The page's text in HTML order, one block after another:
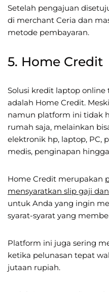
Setelah pengajuan
di merchant Ceria dan
metode pembayaran.
5. Home Credit
Solusi kredit laptop
adalah Home Credit.
namun platform ini tidak
rumah saja, melainkan
elektronik hp, laptop, PC,
medis, penginapan
Home Credit merupakan
mensyaratkan slip gaji
untuk Anda yang ingin
syarat-syarat yang
Platform ini juga sering
ketika pelunasan tepat
jutaan rupiah.